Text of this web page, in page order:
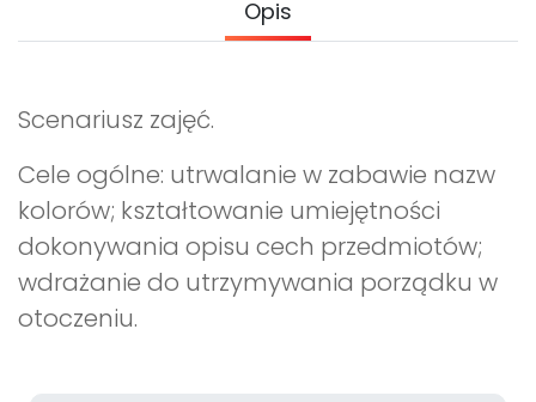
Archiwalne numery
Promocje
Opis
Scenariusz zajęć.
Cele ogólne: utrwalanie w zabawie nazw
kolorów; kształtowanie umiejętności
dokonywania opisu cech przedmiotów;
wdrażanie do utrzymywania porządku w
otoczeniu.